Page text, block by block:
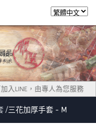
，由專人為您服務
三花加厚手套 - M